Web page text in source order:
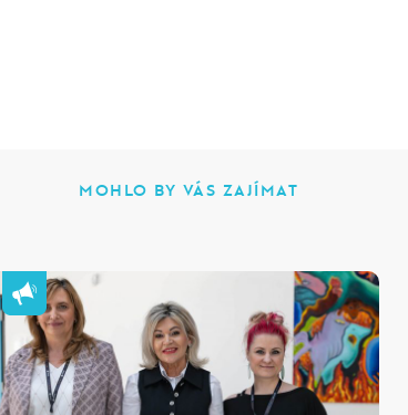
MOHLO BY VÁS ZAJÍMAT